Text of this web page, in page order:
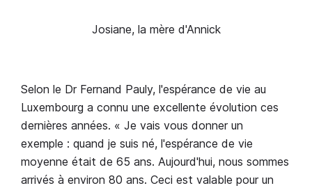
Josiane, la mère d'Annick
Selon le Dr Fernand Pauly, l'espérance de vie au
Luxembourg a connu une excellente évolution ces
dernières années. « Je vais vous donner un
exemple : quand je suis né, l'espérance de vie
moyenne était de 65 ans. Aujourd'hui, nous sommes
arrivés à environ 80 ans. Ceci est valable pour un